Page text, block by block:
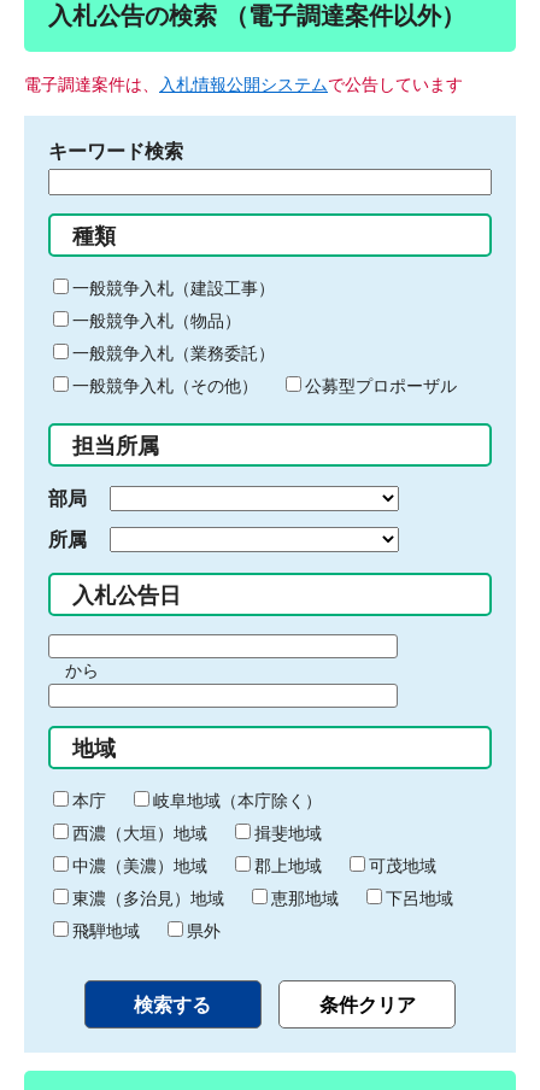
入札公告の検索 （電子調達案件以外）
電子調達案件は、 入札情報公開システムで公告しています
キーワード検索
る
キ
ー
ワ
ー
ド
入
力
種類
一般競争入札（建設工事）
一般競争入札（物品）
一般競争入札（業務委託）
一般競争入札（その他）
公募型プロポーザル
担当所属
部局
所属
入札公告日
間
始
り
から
間
終
わ
り
地域
本庁
岐阜地域（本庁除く）
西濃（大垣）地域
揖斐地域
中濃（美濃）地域
郡上地域
可茂地域
東濃（多治見）地域
恵那地域
下呂地域
飛騨地域
県外